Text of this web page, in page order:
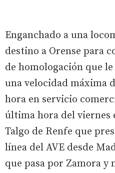
Enganchado a una
destino a Orense para
de homologación que
una velocidad máxima
hora en servicio
última hora del viernes
Talgo de Renfe que
línea del AVE desde
que pasa por Zamora y